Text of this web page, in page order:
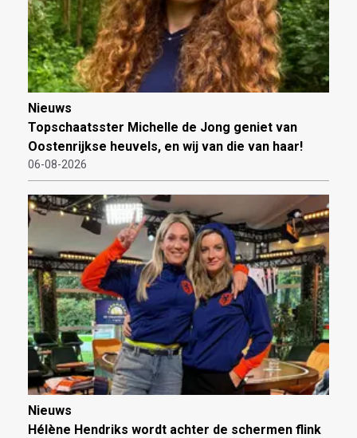
Nieuws
Topschaatsster Michelle de Jong geniet van
Oostenrijkse heuvels, en wij van die van haar!
06-08-2026
Nieuws
Hélène Hendriks wordt achter de schermen flink